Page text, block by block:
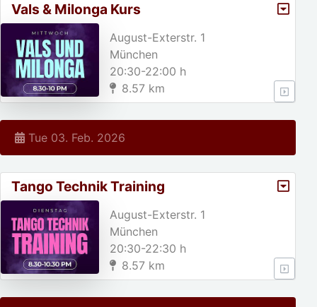
Vals & Milonga Kurs
August-Exterstr. 1
München
20:30-22:00 h
8.57 km
Tue 03. Feb. 2026
Tango Technik Training
August-Exterstr. 1
München
20:30-22:30 h
8.57 km